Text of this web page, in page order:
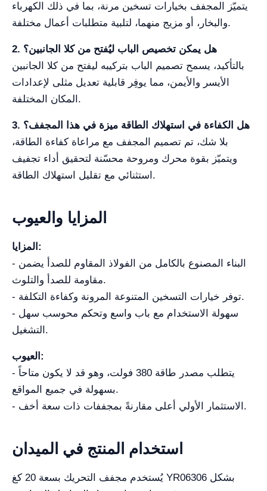
يتميّز المجفف بخيارات تسخين مرنة، بما في ذلك الكهرباء
والبخار، أو مزيج منهما، لتلبية متطلبات أعمال مختلفة.
2. هل يمكن تخصيص الباب ليُفتح من كلا الجانبين؟
بالتأكيد، يسمح تصميم الباب بتركيبه ليفتح من كلا الجانبين
الأيسر والأيمن، مما يوفِر قابلية تعديل مثلى لإعدادات
المكان المختلفة.
3. هل الكفاءة في استهلاك الطاقة ميزة في هذا المجفف؟
بلا شك، تم تصميم المجفف مع مراعاة كفاءة الطاقة،
ويتميّز بقوة محرك ومروحة محسّنة لتحقيق أداء تجفيف
استثنائي مع تقليل استهلاك الطاقة.
المزايا والعيوب
المزايا:
- البناء المصنوع بالكامل من الفولاذ المقاوم للصدأ يضمن
مقاومة للصدأ والتلوث.
- توفر خيارات التسخين المتنوعة المرونة وكفاءة التكلفة.
- سهولة الاستخدام مع باب واسع وتحكم محوسب سهل
التشغيل.
العيوب:
- يتطلب مصدر طاقة 380 فولت، وهو قد لا يكون متاحاً
بسهولة في جميع المواقع.
- الاستثمار الأولي أعلى مقارنةً بمجففات ذات سعة أخف.
استخدام المنتج في الميدان
يُستخدم مجفف التحريك بسعة 20 كغ YR06306 بشكل